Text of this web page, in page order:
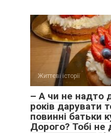
Життєві історії
– А чи не надто
років дарувати
повинні батьки
Дорого? Тобі не